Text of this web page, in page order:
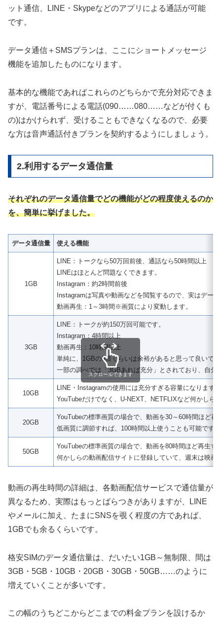
ット通信、LINE・Skypeなどのアプリによる通話が可能
です。
データ通信＋SMSプランは、ここにショートメッセージ
機能を追加したものになります。
基本的な機能であればこれらのどちらかで充分対応できま
すが、電話番号による電話(090……080……などが付くも
の)はかけられず、受けることもできなくなるので、必要
な方は音声通話付きプランを契約するようにしましょう。
2.利用するデータ通信量
それぞれのデータ通信量でどの機能がどの程度使えるのか
を、簡単に挙げました。
データ通信量 使える機能
1GB
LINE：トークなら50万回前後、通話なら50時間以上
LINEはほとんど問題なくできます。
Instagram：約2時間前後
Instagramは写真や動画などを閲覧するので、実はデー
動画再生：1～3時間※画質により変動します。
3GB
LINE：トークが約150万回可能です。
Instagram：4時間以上
動画再生：10時間以上
単純に、1GBの3倍くらいは余裕があると思って良いで
一部の調べでは「3GBあれば充分」とされており、自
10GB
LINE・Instagramの使用には充分すぎる容量になります
YouTubeだけでなく、U-NEXT、NETFLIXなど何かし
20GB
YouTubeの標準画質の場合で、動画を30～60時間ほど
低画質に調節すれば、100時間以上使うことも可能です。
50GB
YouTubeの標準画質の場合で、動画を80時間ほど再生
何かしらの動画配信サイトに登録していて、週末は映
スクロールできます
動画の再生時間の詳細は、各動画配信サービスで通信量が
異なるため、実際はもっとばらつきがありますが、LINE
やメールに加え、たまにSNSを覗く程度の方であれば、
1GBでも余るくらいです。
格安SIMのデータ通信量は、だいたい1GB～無制限、間は
3GB・5GB・10GB・20GB・30GB・50GB……のように
増えていくことが多いです。
この幅のうちどこからどこまでの料金プランを設けるか